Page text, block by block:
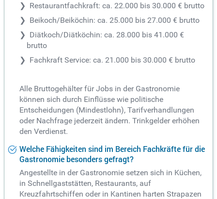
Restaurantfachkraft: ca. 22.000 bis 30.000 € brutto
Beikoch/Beiköchin: ca. 25.000 bis 27.000 € brutto
Diätkoch/Diätköchin: ca. 28.000 bis 41.000 €
brutto
Fachkraft Service: ca. 21.000 bis 30.000 € brutto
Alle Bruttogehälter für Jobs in der Gastronomie
können sich durch Einflüsse wie politische
Entscheidungen (Mindestlohn), Tarifverhandlungen
oder Nachfrage jederzeit ändern. Trinkgelder erhöhen
den Verdienst.
Welche Fähigkeiten sind im Bereich Fachkräfte für die
Gastronomie besonders gefragt?
Angestellte in der Gastronomie setzen sich in Küchen,
in Schnellgaststätten, Restaurants, auf
Kreuzfahrtschiffen oder in Kantinen harten Strapazen